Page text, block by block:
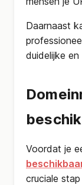
Daarnaast
duidelijke
Voordat je
cruciale